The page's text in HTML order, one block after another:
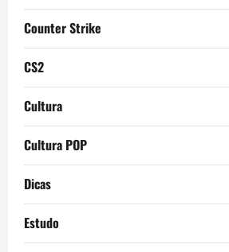
Counter Strike
CS2
Cultura
Cultura POP
Dicas
Estudo